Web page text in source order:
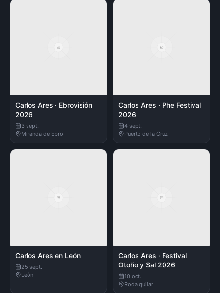
Carlos Ares · Ebrovisión
2026
3 sept.
Miranda de Ebro
Carlos Ares · Phe Festival
2026
4 sept.
Puerto de la Cruz
Carlos Ares en León
25 sept.
León
Carlos Ares · Festival
Otoño y Sal 2026
10 oct.
Rodalquilar